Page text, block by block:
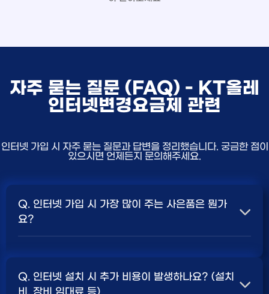
자주 묻는 질문 (FAQ) - KT올레
인터넷변경요금제 관련
인터넷 가입 시 자주 묻는 질문과 답변을 정리했습니다. 궁금한 점이
있으시면 언제든지 문의해주세요.
Q. 인터넷 가입 시 가장 많이 주는 사은품은 뭔가
요?
보통 500Mbps 또는 1Gbps 인터넷을 TV와 결합하여
Q. 인터넷 설치 시 추가 비용이 발생하나요? (설치
비, 장비 임대료 등)